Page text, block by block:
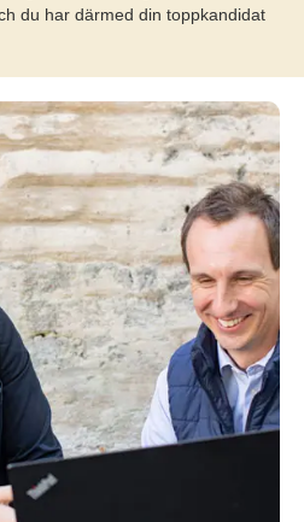
du har därmed din toppkandidat